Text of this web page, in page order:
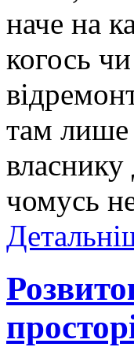
наче на
когось
там лише
чомусь